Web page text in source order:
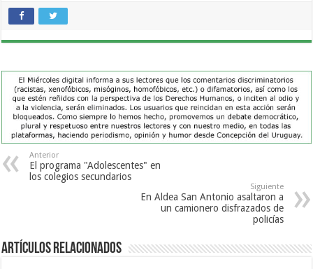
Anterior
El programa "Adolescentes" en
los colegios secundarios
Siguiente
En Aldea San Antonio asaltaron a
un camionero disfrazados de
policías
Artículos Relacionados